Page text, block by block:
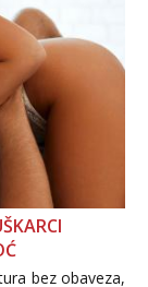
bez obaveza,